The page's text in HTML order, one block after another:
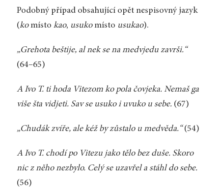
Podobný případ obsahující opět nespisovný jazyk
(komísto kao, usukomísto usukao).
„Grehota beštije, al nek se na medvjedu završi.“
(64–65)
A Ivo T. ti hoda Vitezom ko pola čovjeka. Nemaš ga
više šta vidjeti. Sav se usuko i uvuko u sebe.(67)
„Chudák zvíře, ale kéž by zůstalo u medvěda.“(54)
A Ivo T. chodí po Vitezu jako tělo bez duše. Skoro
nic z něho nezbylo. Celý se uzavřel a stáhl do sebe.
(56)